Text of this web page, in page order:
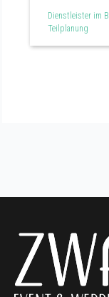
Schmitz
Dienstleister im
Teilplanung